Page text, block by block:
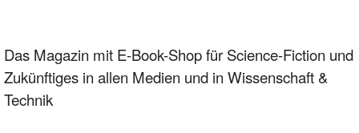
Das Magazin mit E-Book-Shop für Science-Fiction und
Zukünftiges in allen Medien und in Wissenschaft &
Technik